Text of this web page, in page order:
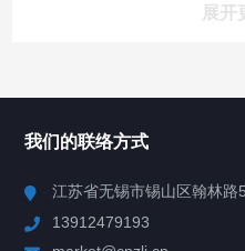
展
Chiller高精度制冷循环器
我们的联络方式
江苏省无锡市锡山区翰林路
13912479193